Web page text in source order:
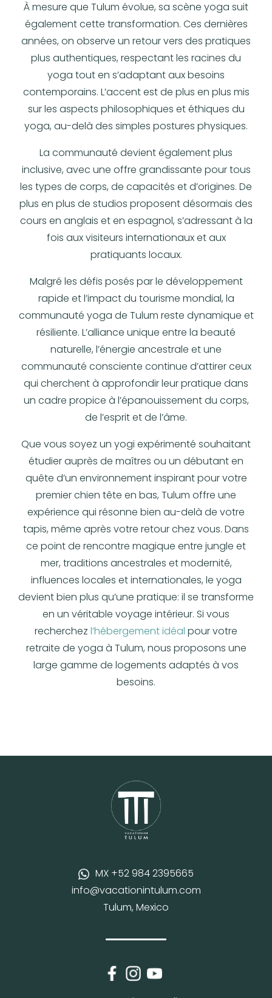
À mesure que Tulum évolue, sa scène yoga suit
également cette transformation. Ces dernières
années, on observe un retour vers des pratiques
plus authentiques, respectant les racines du
yoga tout en s’adaptant aux besoins
contemporains. L’accent est de plus en plus mis
sur les aspects philosophiques et éthiques du
yoga, au-delà des simples postures physiques.
La communauté devient également plus
inclusive, avec une offre grandissante pour tous
les types de corps, de capacités et d’origines. De
plus en plus de studios proposent désormais des
cours en anglais et en espagnol, s’adressant à la
fois aux visiteurs internationaux et aux
pratiquants locaux.
Malgré les défis posés par le développement
rapide et l’impact du tourisme mondial, la
communauté yoga de Tulum reste dynamique et
résiliente. L’alliance unique entre la beauté
naturelle, l’énergie ancestrale et une
communauté consciente continue d’attirer ceux
qui cherchent à approfondir leur pratique dans
un cadre propice à l’épanouissement du corps,
de l’esprit et de l’âme.
Que vous soyez un yogi expérimenté souhaitant
étudier auprès de maîtres ou un débutant en
quête d’un environnement inspirant pour votre
premierchien tête en bas, Tulum offre une
expérience qui résonne bien au-delà de votre
tapis, même après votre retour chez vous. Dans
ce point de rencontre magique entre jungle et
mer, traditions ancestrales et modernité,
influences locales et internationales, le yoga
devient bien plus qu’une pratique: il se transforme
en un véritable voyage intérieur. Si vous
recherchez l’hébergement idéal pour votre
retraite de yoga à Tulum, nous proposons une
large gamme de logements adaptés à vos
besoins.
MX +52 984 2395665
info@vacationintulum.com
Tulum, Mexico